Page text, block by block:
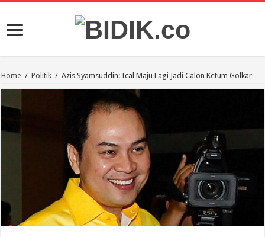
Home / Politik / Azis Syamsuddin: Ical Maju Lagi Jadi Calon Ketum Golkar